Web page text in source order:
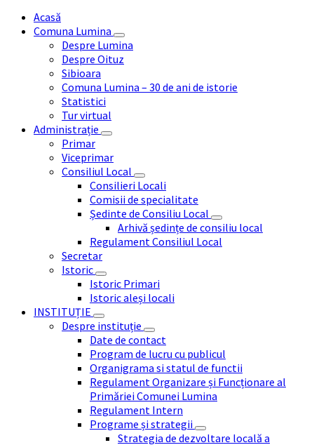
Acasă
Comuna Lumina
Despre Lumina
Despre Oituz
Sibioara
Comuna Lumina – 30 de ani de istorie
Statistici
Tur virtual
Administrație
Primar
Viceprimar
Consiliul Local
Consilieri Locali
Comisii de specialitate
Ședinte de Consiliu Local
Arhivă ședințe de consiliu local
Regulament Consiliul Local
Secretar
Istoric
Istoric Primari
Istoric aleși locali
INSTITUȚIE
Despre instituție
Date de contact
Program de lucru cu publicul
Organigrama si statul de functii
Regulament Organizare și Funcționare al
Primăriei Comunei Lumina
Regulament Intern
Programe și strategii
Strategia de dezvoltare locală a